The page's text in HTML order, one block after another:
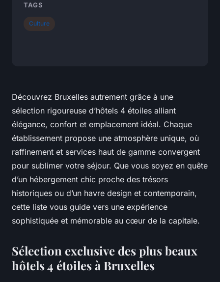
Découvrez Bruxelles autrement grâce à une
sélection rigoureuse d’hôtels 4 étoiles alliant
élégance, confort et emplacement idéal. Chaque
établissement propose une atmosphère unique, où
raffinement et services haut de gamme convergent
pour sublimer votre séjour. Que vous soyez en quête
d’un hébergement chic proche des trésors
historiques ou d’un havre design et contemporain,
cette liste vous guide vers une expérience
sophistiquée et mémorable au cœur de la capitale.
Sélection exclusive des plus beaux
hôtels 4 étoiles à Bruxelles
TAGS
Culture